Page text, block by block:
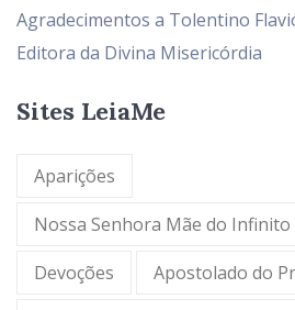
Agradecimentos a Tolentino
Editora da Divina Misericórdia
Sites LeiaMe
Aparições
Nossa Senhora Mãe do
Devoções
Apostolado do